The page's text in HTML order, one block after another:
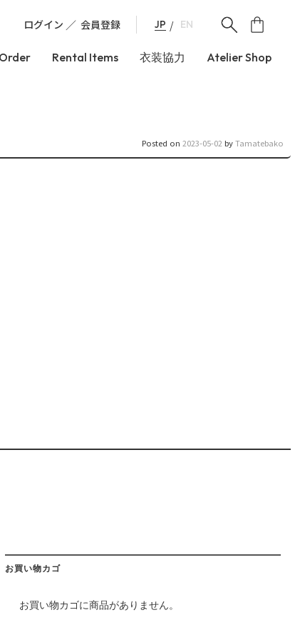
ログイン 会員登録 JP EN
Rental Items 衣装協力 Atelier Shop
Posted on 2023-05-02 byTamatebako
お買い物カゴ
お買い物カゴに商品がありません。